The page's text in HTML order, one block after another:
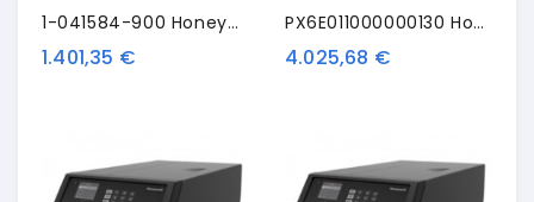
1-041584-900 Honeywell Cutter
1.401,35 €
PX6E011000000130 Honeywell PX6i, 12 Punti /mm (300dpi), Disp. (colour), RTC, Multi-IF (Ethernet)
4.025,68 €